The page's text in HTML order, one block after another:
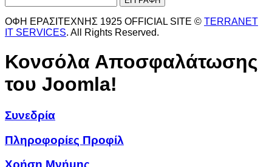
ΟΦΗ ΕΡΑΣΙΤΕΧΝΗΣ 1925 OFFICIAL SITE © TERRANET
IT SERVICES. All Rights Reserved.
Κονσόλα Αποσφαλάτωσης
του Joomla!
Συνεδρία
Πληροφορίες Προφίλ